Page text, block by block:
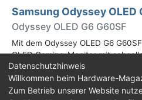
Samsung Odyssey OLED
Odyssey OLED G6 G60SF
Mit dem Odyssey OLED G6
OLED Gaming-Monitor mit
WQHD-Auflösung an. Wir haben
Herz und Nieren geprüft.
Datenschutzhinweis
Willkommen beim Hardware-
Zum Betrieb unserer Website